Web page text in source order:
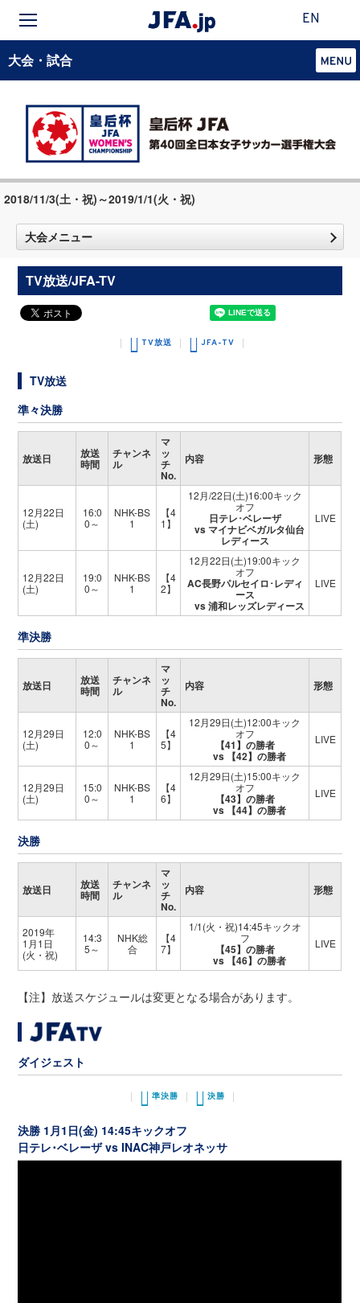
EN
大会・試合
2018/11/3(土・祝)～2019/1/1(火・祝)
大会メニュー
TV放送/JFA-TV
TV放送 JFA-TV
TV放送
準々決勝
放送日 放送
時間
チャンネ
ル
マ
ッ
チ
No.
内容 形態
12月22日
(土)
16:0
0～
NHK-BS
1
【4
1】
12月/22日(土)16:00キック
オフ
日テレ･ベレーザ
vs マイナビベガルタ仙台
レディース
LIVE
12月22日
(土)
19:0
0～
NHK-BS
1
【4
2】
12月22日(土)19:00キック
オフ
AC長野パルセイロ･レディ
ース
vs 浦和レッズレディース
LIVE
準決勝
放送日 放送
時間
チャンネ
ル
マ
ッ
チ
No.
内容 形態
12月29日
(土)
12:0
0～
NHK-BS
1
【4
5】
12月29日(土)12:00キック
オフ
【41】の勝者
vs 【42】の勝者
LIVE
12月29日
(土)
15:0
0～
NHK-BS
1
【4
6】
12月29日(土)15:00キック
オフ
【43】の勝者
vs 【44】の勝者
LIVE
決勝
放送日 放送
時間
チャンネ
ル
マ
ッ
チ
No.
内容 形態
2019年
1月1日
(火・祝)
14:3
5～
NHK総
合
【4
7】
1/1(火・祝)14:45キックオ
フ
【45】の勝者
vs 【46】の勝者
LIVE
【注】放送スケジュールは変更となる場合があります。
ダイジェスト
準決勝 決勝
決勝 1月1日(金) 14:45キックオフ
日テレ･ベレーザ vs INAC神戸レオネッサ